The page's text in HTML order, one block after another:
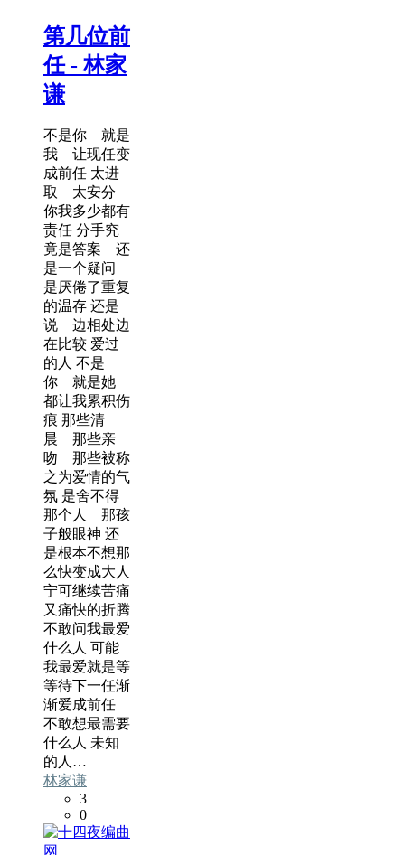
第几位前
任 - 林家
谦
不是你 就是
我 让现任变
成前任 太进
取 太安分
你我多少都有
责任 分手究
竟是答案 还
是一个疑问
是厌倦了重复
的温存 还是
说 边相处边
在比较 爱过
的人 不是
你 就是她
都让我累积伤
痕 那些清
晨 那些亲
吻 那些被称
之为爱情的气
氛 是舍不得
那个人 那孩
子般眼神 还
是根本不想那
么快变成大人
宁可继续苦痛
又痛快的折腾
不敢问我最爱
什么人 可能
我最爱就是等
等待下一任渐
渐爱成前任
不敢想最需要
什么人 未知
的人…
林家谦
3
0